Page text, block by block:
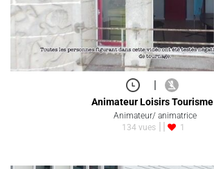
|
Animateur Loisirs Tourisme
Animateur/ animatrice
134 vues
1